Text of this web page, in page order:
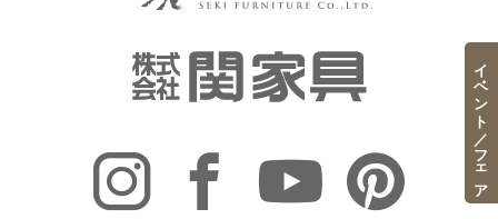
イベント／フェア